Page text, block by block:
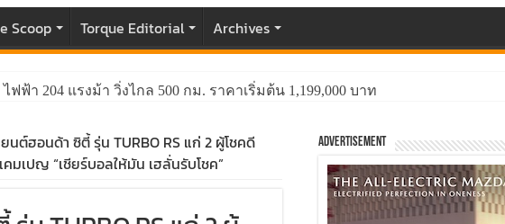
Scoop Torque Editorial Archives
ไฟฟ้า 204 แรงม้า วิ่งไกล 500 กม. ราคาเริ่มต้น 1,199,000 บาท
ต์ฮอนด้า ซิตี้ รุ่น TURBO RS แก่ 2 ผู้โชคดี
เปญ “เชียร์บอลให้มัน เฮลั่นรับโชค”
Advertisement